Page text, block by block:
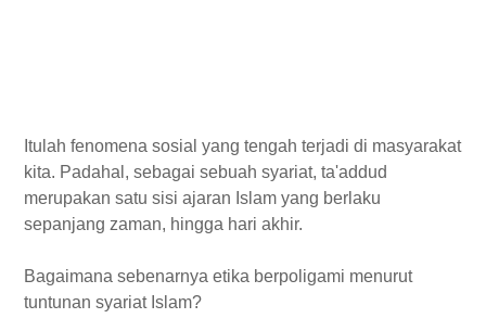
Itulah fenomena sosial yang tengah terjadi di masyarakat
kita. Padahal, sebagai sebuah syariat, ta'addud
merupakan satu sisi ajaran Islam yang berlaku
sepanjang zaman, hingga hari akhir.
Bagaimana sebenarnya etika berpoligami menurut
tuntunan syariat Islam?